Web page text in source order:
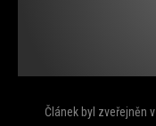
Článek byl zveřejněn v